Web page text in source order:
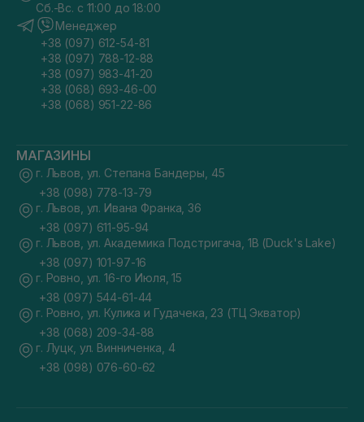
Сб.-Вс. с 11:00 до 18:00
Менеджер
+38 (097) 612-54-81
+38 (097) 788-12-88
+38 (097) 983-41-20
+38 (068) 693-46-00
+38 (068) 951-22-86
МАГАЗИНЫ
г. Львов, ул. Степана Бандеры, 45
+38 (098) 778-13-79
г. Львов, ул. Ивана Франка, 36
+38 (097) 611-95-94
г. Львов, ул. Академика Подстригача, 1В (Duck's Lake)
+38 (097) 101-97-16
г. Ровно, ул. 16-го Июля, 15
+38 (097) 544-61-44
г. Ровно, ул. Кулика и Гудачека, 23 (ТЦ Экватор)
+38 (068) 209-34-88
г. Луцк, ул. Винниченка, 4
+38 (098) 076-60-62